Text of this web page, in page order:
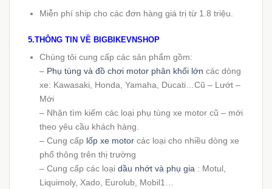
Miễn phí ship cho các đơn hàng giá trị từ 1.8 triệu.
5.THÔNG TIN VỀ BIGBIKEVNSHOP
Chúng tôi cung cấp các sản phẩm gồm:
– Phụ tùng và đồ chơi motor phân khối lớn các dòng
xe: Kawasaki, Honda, Yamaha, Ducati…Cũ – Lướt –
Mới
– Nhận tìm kiếm các loại phụ tùng xe motor cũ – mới
theo yêu cầu khách hàng.
– Cung cấp lốp xe motorcác loại cho nhiều dòng xe
phổ thông trên thị trường
– Cung cấp các loại dầu nhớt và phụ gia: Motul,
Liquimoly, Xado, Eurolub, Mobil1…